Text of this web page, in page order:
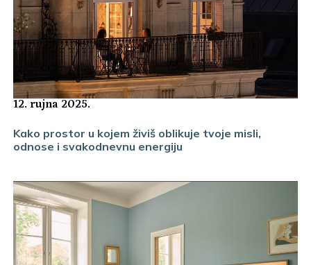
12. rujna 2025.
Kako prostor u kojem živiš oblikuje tvoje misli,
odnose i svakodnevnu energiju